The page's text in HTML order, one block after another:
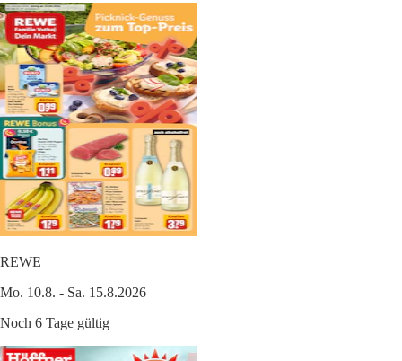
REWE
Mo. 10.8. - Sa. 15.8.2026
Noch 6 Tage gültig